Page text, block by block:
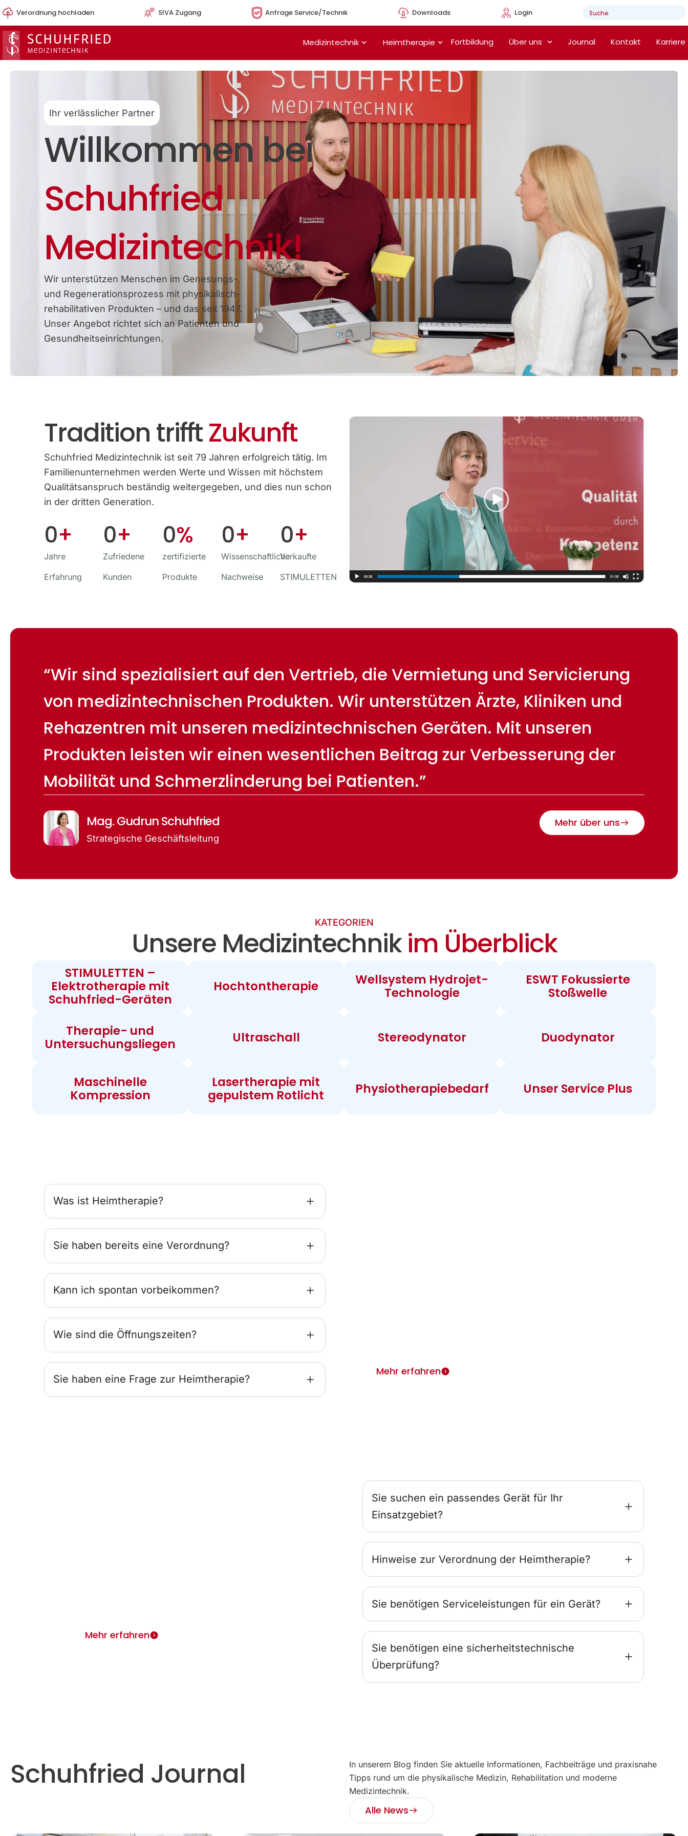
Zum
Inhalt
springen
Verordnung hochladen SIVA Zugang Anfrage Service/Technik Downloads Login
Medizintechnik Öffne Medizintechnik
Heimtherapie Öffne Heimtherapie
Fortbildung Über uns Journal Kontakt Karriere
Ihr verlässlicher Partner
Willkommen bei
Schuhfried
Medizintechnik!
Wir unterstützen Menschen im Genesungs-
und Regenerationsprozess mit physikalisch-
rehabilitativen Produkten – und das seit 1947.
Unser Angebot richtet sich an Patienten und
Gesundheitseinrichtungen.
Tradition trifftZukunft
Schuhfried Medizintechnik ist seit 79 Jahren erfolgreich tätig. Im
Familien­unternehmen werden Werte und Wissen mit höchstem
Qualitäts­anspruch beständig weitergegeben, und dies nun schon
in der dritten Generation.
Jahre
Erfahrung
0+
Zufriedene
Kunden
0+
zertifizierte
Produkte
0%
Wissenschaftliche
Nachweise
0+
Verkaufte
STIMULETTEN
0+
“Wir sind spezialisiert auf den Vertrieb, die Vermietung und Servicierung
von medizintechnischen Produkten. Wir unterstützen Ärzte, Kliniken und
Rehazentren mit unseren medizintechnischen Geräten. Mit unseren
Produkten leisten wir einen wesentlichen Beitrag zur Verbesserung der
Mobilität und Schmerzlinderung bei Patienten.”
Mag. Gudrun Schuhfried
Strategische Geschäftsleitung
Mehr über uns
KATEGORIEN
Unsere Medizintechnikim Überblick
STIMULETTEN –
Elektrotherapie mit
Schuhfried-Geräten
Hochtontherapie
Wellsystem Hydrojet-
Technologie
ESWT Fokussierte
Stoßwelle
Therapie- und
Untersuchungsliegen
Ultraschall Stereodynator Duodynator
Maschinelle
Kompression
Lasertherapie mit
gepulstem Rotlicht
Physiotherapiebedarf Unser Service Plus
Was ist Heimtherapie?
Sie haben bereits eine Verordnung?
Kann ich spontan vorbeikommen?
Wie sind die Öffnungszeiten?
Sie haben eine Frage zur Heimtherapie?
Mehr erfahren
Sie suchen ein passendes Gerät für Ihr
Einsatzgebiet?
Hinweise zur Verordnung der Heimtherapie?
Sie benötigen Serviceleistungen für ein Gerät?
Sie benötigen eine sicherheitstechnische
Überprüfung?
Mehr erfahren
Schuhfried Journal
In unserem Blog finden Sie aktuelle Informationen, Fachbeiträge und praxisnahe
Tipps rund um die physikalische Medizin, Rehabilitation und moderne
Medizintechnik.
Alle News